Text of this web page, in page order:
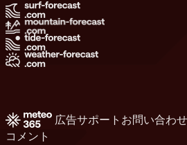
広告サポート お問い合わせ
コメント